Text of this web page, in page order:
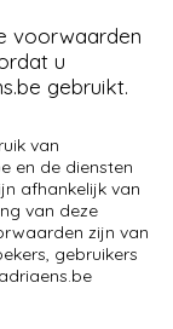
van
en de diensten
afhankelijk van
van deze
zijn van
gebruikers
voorwaarden
u
gebruikt.